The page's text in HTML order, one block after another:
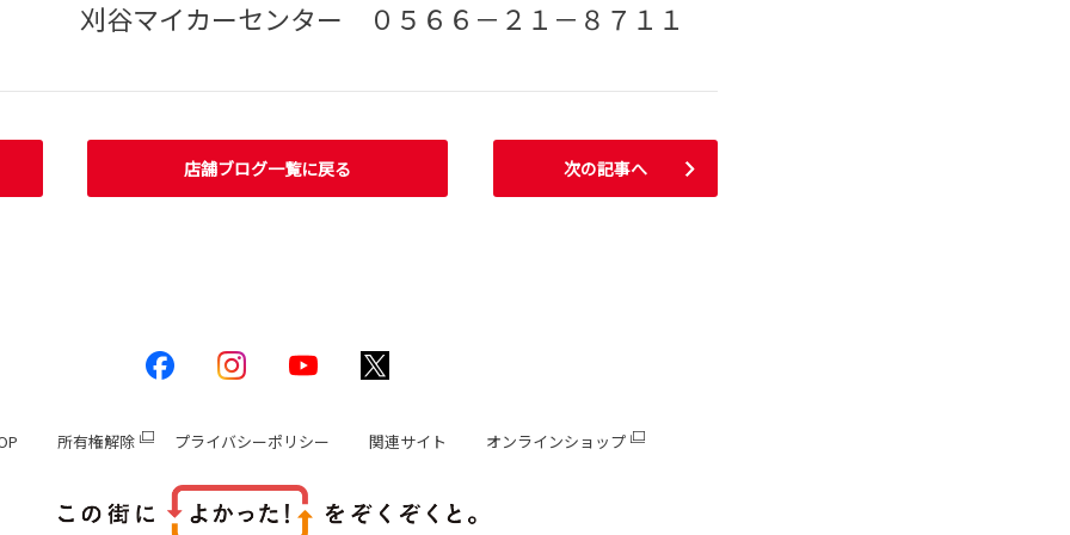
ーセンター ０５６６－２１－８７１１
店舗ブログ一覧に戻る 次の記事へ
所有権解除 プライバシーポリシー 関連サイト オンラインショップ